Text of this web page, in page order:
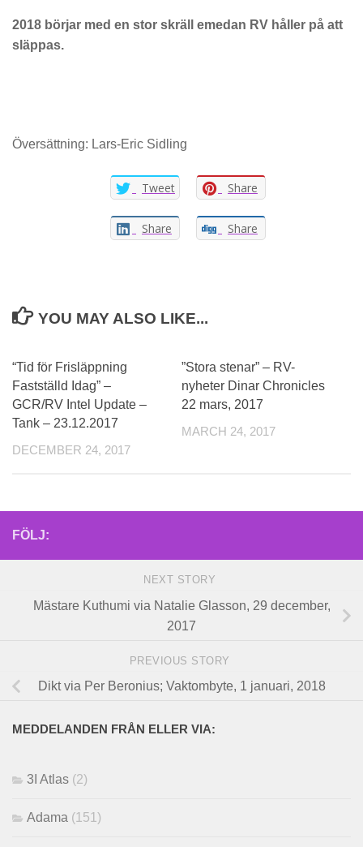
2018 börjar med en stor skräll emedan RV håller på att
släppas.
Översättning: Lars-Eric Sidling
Tweet Share
Share Share
YOU MAY ALSO LIKE...
“Tid för Frisläppning
Fastställd Idag” –
GCR/RV Intel Update –
Tank – 23.12.2017
DECEMBER 24, 2017
”Stora stenar” – RV-
nyheter Dinar Chronicles
22 mars, 2017
MARCH 24, 2017
FÖLJ:
NEXT STORY
Mästare Kuthumi via Natalie Glasson, 29 december,
2017
PREVIOUS STORY
Dikt via Per Beronius; Vaktombyte, 1 januari, 2018
MEDDELANDEN FRÅN ELLER VIA:
3I Atlas (2)
Adama (151)